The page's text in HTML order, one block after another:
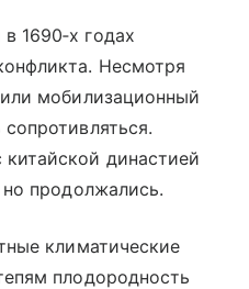
1690‑х годах
Несмотря
мобилизационный
династией
продолжались.
климатические
плодородность